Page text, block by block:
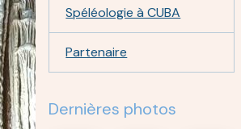
Spéléologie à CUBA
Partenaire
Dernières photos